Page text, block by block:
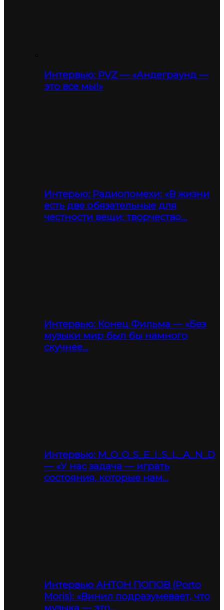
Интервью: PVZ — «Андеграунд —
это все мы!»
Интерью: Радиопомехи: «В жизни
есть две обязательные для
честности вещи: творчество…
Интервью: Конец Фильма — «Без
музыки мир был бы намного
скучнее…
Интервью: M_O_O_S_E_I_S_L_A_N_D
— «У нас задача — играть
состояния, которые нам…
Интервью АНТОН ПОПОВ (Porto
Moris): «Винил подразумевает, что